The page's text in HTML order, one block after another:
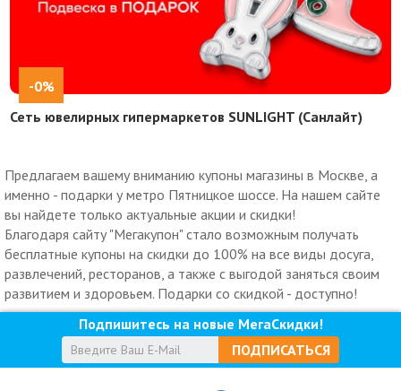
-0%
Сеть ювелирных гипермаркетов SUNLIGHT (Санлайт)
Предлагаем вашему вниманию купоны магазины в Москве, а
именно - подарки у метро Пятницкое шоссе. На нашем сайте
вы найдете только актуальные акции и скидки!
Благодаря сайту "Мегакупон" стало возможным получать
бесплатные купоны на скидки до 100% на все виды досуга,
развлечений, ресторанов, а также с выгодой заняться своим
развитием и здоровьем. Подарки со скидкой - доступно!
Подпишитесь на новые МегаСкидки!
ПОДПИСАТЬСЯ